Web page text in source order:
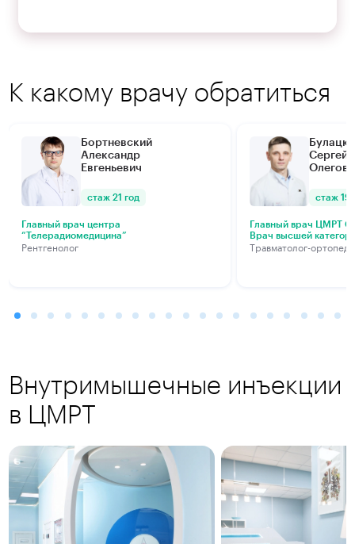
К какому врачу обратиться
Бортневский
Александр
Евгеньевич
стаж 21 год
Главный врач центра
“Телерадиомедицина”
Рентгенолог
Сергей
стаж 19
Главный врач ЦМРТ
Врач высшей
Травматолог-ортопед
Внутримышечные инъекции
в ЦМРТ